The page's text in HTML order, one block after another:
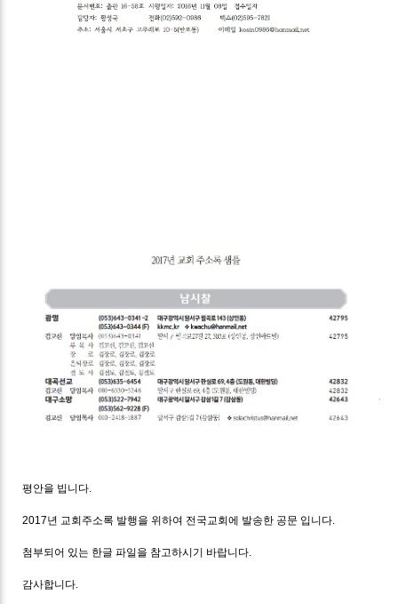
평안을 빕니다.
2017년 교회주소록 발행을 위하여 전국교회에 발송한 공문 입니다.
첨부되어 있는 한글 파일을 참고하시기 바랍니다.
감사합니다.